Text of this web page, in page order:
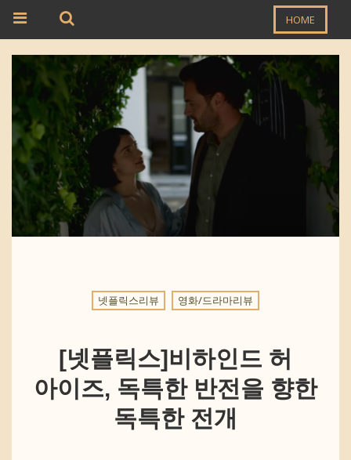
HOME
넷플릭스리뷰 영화/드라마리뷰
[넷플릭스]비하인드 허
아이즈, 독특한 반전을 향한
독특한 전개